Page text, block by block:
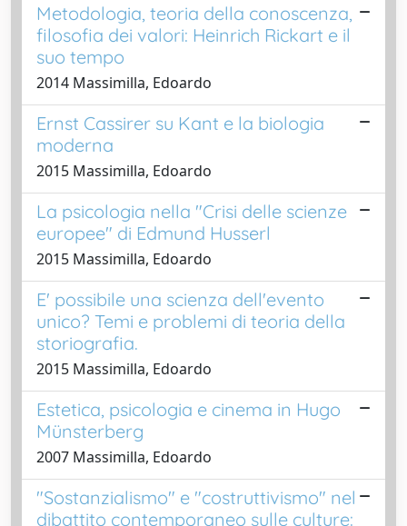
Metodologia, teoria della conoscenza,
filosofia dei valori: Heinrich Rickart e il
suo tempo
2014 Massimilla, Edoardo
Ernst Cassirer su Kant e la biologia
moderna
2015 Massimilla, Edoardo
La psicologia nella "Crisi delle scienze
europee" di Edmund Husserl
2015 Massimilla, Edoardo
E' possibile una scienza dell'evento
unico? Temi e problemi di teoria della
storiografia.
2015 Massimilla, Edoardo
Estetica, psicologia e cinema in Hugo
Münsterberg
2007 Massimilla, Edoardo
"Sostanzialismo" e "costruttivismo" nel
dibattito contemporaneo sulle culture: